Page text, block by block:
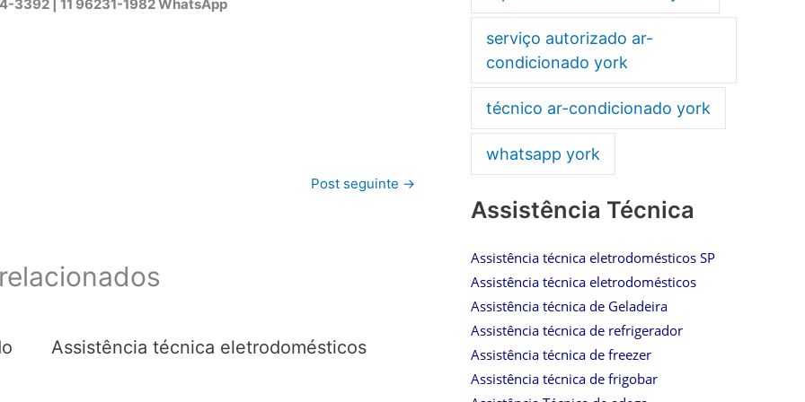
3392 | 11 96231-1982 WhatsApp
Post seguinte →
Assistência técnica eletrodomésticos
serviço autorizado ar-
condicionado york
técnico ar-condicionado york
whatsapp york
Assistência Técnica
Assistência técnica eletrodomésticos SP
Assistência técnica eletrodomésticos
Assistência técnica de Geladeira
Assistência técnica de refrigerador
Assistência técnica de freezer
Assistência técnica de frigobar